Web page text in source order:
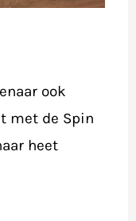
ook
met de Spin
heet